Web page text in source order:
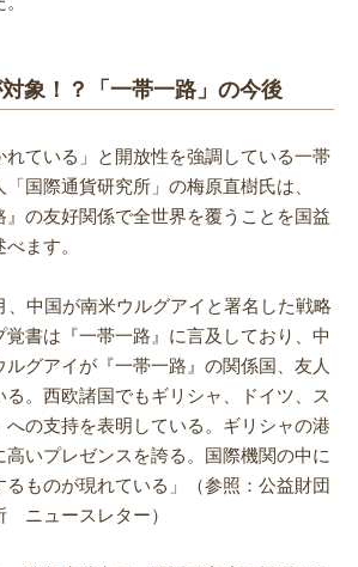
象！？「一帯一路」の今後
れている」と開放性を強調している一帯
国際通貨研究所」の梅原直樹氏は、
』の友好関係で全世界を覆うことを国益
ます。
、中国が南米ウルグアイと署名した戦略
書は『一帯一路』に言及しており、中
グアイが『一帯一路』の関係国、友人
。西欧諸国でもギリシャ、ドイツ、ス
の支持を表明している。ギリシャの港
いプレゼンスを誇る。国際機関の中に
るものが現れている」（参照：公益財団
ニュースレター）